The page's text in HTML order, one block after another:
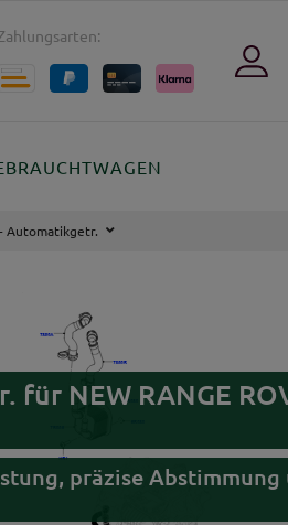
Automatikgetr.
NEW RANGE
präzise Abstimmung